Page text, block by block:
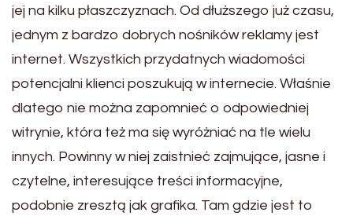
jej na kilku płaszczyznach. Od dłuższego już czasu,
jednym z bardzo dobrych nośników reklamy jest
internet. Wszystkich przydatnych wiadomości
potencjalni klienci poszukują w internecie. Właśnie
dlatego nie można zapomnieć o odpowiedniej
witrynie, która też ma się wyróżniać na tle wielu
innych. Powinny w niej zaistnieć zajmujące, jasne i
czytelne, interesujące treści informacyjne,
podobnie zresztą jak grafika. Tam gdzie jest to